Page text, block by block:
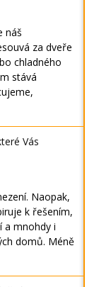
náš
za dveře
chladného
stává
Vás
Naopak,
k řešením,
a mnohdy i
domů. Méně